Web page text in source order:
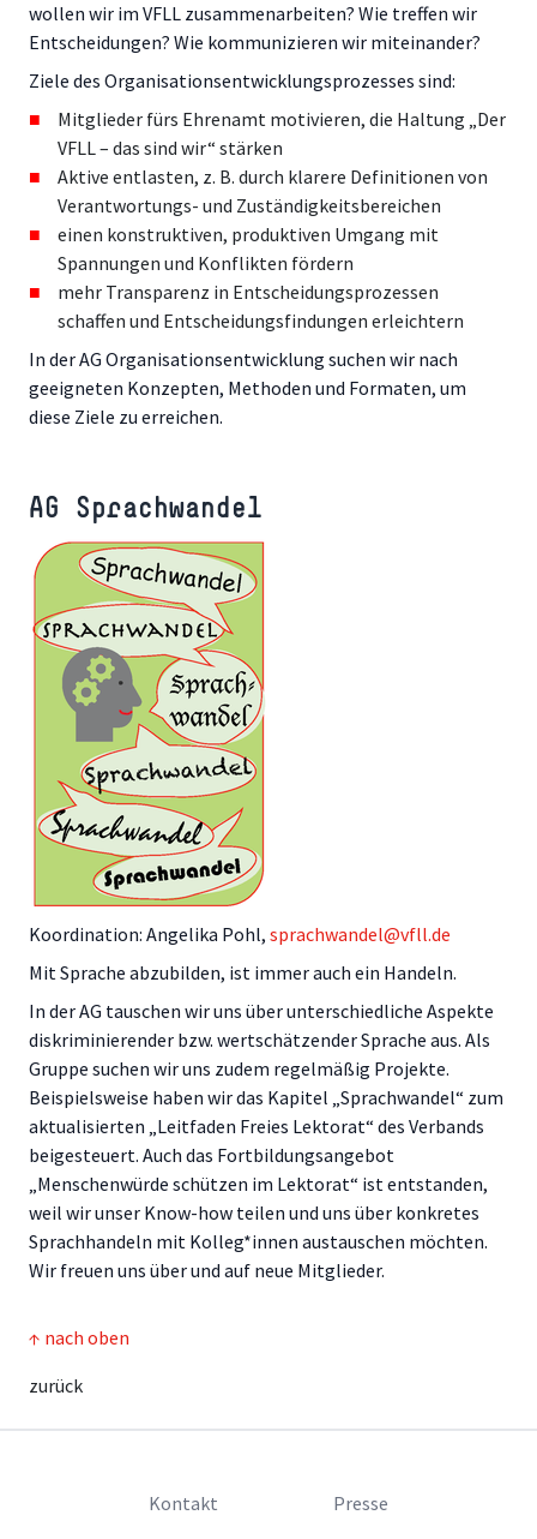
wollen wir im VFLL zusammenarbeiten? Wie treffen wir
Entscheidungen? Wie kommunizieren wir miteinander?
Ziele des Organisationsentwicklungsprozesses sind:
Mitglieder fürs Ehrenamt motivieren, die Haltung „Der
VFLL – das sind wir“ stärken
Aktive entlasten, z. B. durch klarere Definitionen von
Verantwortungs- und Zuständigkeitsbereichen
einen konstruktiven, produktiven Umgang mit
Spannungen und Konflikten fördern
mehr Transparenz in Entscheidungsprozessen
schaffen und Entscheidungsfindungen erleichtern
In der AG Organisationsentwicklung suchen wir nach
geeigneten Konzepten, Methoden und Formaten, um
diese Ziele zu erreichen.
AG Sprachwandel
Koordination: Angelika Pohl, sprachwandel@vfll.de
Mit Sprache abzubilden, ist immer auch ein Handeln.
In der AG tauschen wir uns über unterschiedliche Aspekte
diskriminierender bzw. wertschätzender Sprache aus. Als
Gruppe suchen wir uns zudem regelmäßig Projekte.
Beispielsweise haben wir das Kapitel „Sprachwandel“ zum
aktualisierten „Leitfaden Freies Lektorat“ des Verbands
beigesteuert. Auch das Fortbildungsangebot
„Menschenwürde schützen im Lektorat“ ist entstanden,
weil wir unser Know-how teilen und uns über konkretes
Sprachhandeln mit Kolleg*innen austauschen möchten.
Wir freuen uns über und auf neue Mitglieder.
↑ nach oben
zurück
Kontakt Presse